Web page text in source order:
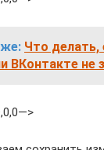
Что делать,
ВКонтакте не